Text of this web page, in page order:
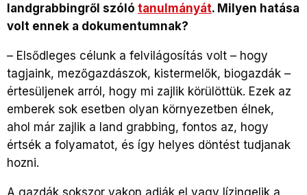
landgrabbingről szóló tanulmányát. Milyen hatása
volt ennek a dokumentumnak?
– Elsődleges célunk a felvilágosítás volt – hogy
tagjaink, mezőgazdászok, kistermelők, biogazdák –
értesüljenek arról, hogy mi zajlik körülöttük. Ezek az
emberek sok esetben olyan környezetben élnek,
ahol már zajlik a land grabbing, fontos az, hogy
értsék a folyamatot, és így helyes döntést tudjanak
hozni.
A gazdák sokszor vakon adják el vagy lízingelik a